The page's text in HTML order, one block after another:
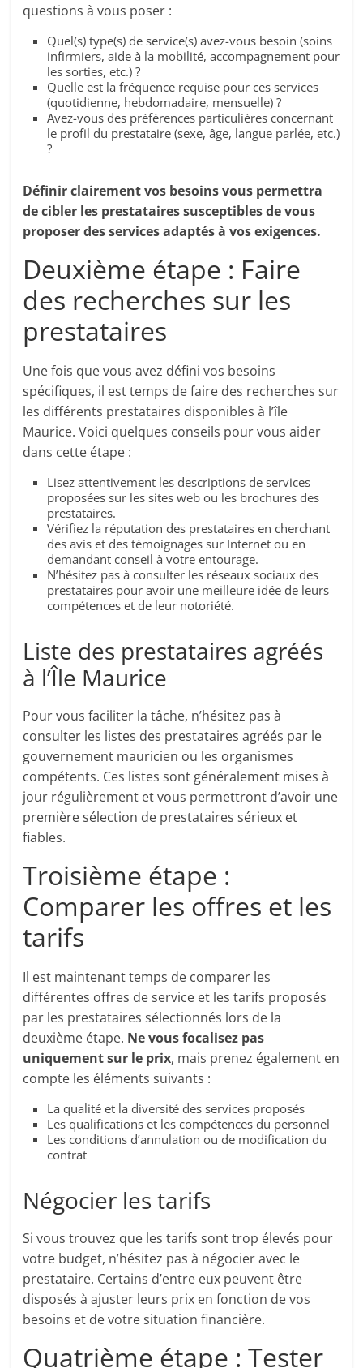
questions à vous poser :
Quel(s) type(s) de service(s) avez-vous besoin (soins
infirmiers, aide à la mobilité, accompagnement pour
les sorties, etc.) ?
Quelle est la fréquence requise pour ces services
(quotidienne, hebdomadaire, mensuelle) ?
Avez-vous des préférences particulières concernant
le profil du prestataire (sexe, âge, langue parlée, etc.)
?
Définir clairement vos besoins vous permettra
de cibler les prestataires susceptibles de vous
proposer des services adaptés à vos exigences.
Deuxième étape : Faire
des recherches sur les
prestataires
Une fois que vous avez défini vos besoins
spécifiques, il est temps de faire des recherches sur
les différents prestataires disponibles à l’île
Maurice. Voici quelques conseils pour vous aider
dans cette étape :
Lisez attentivement les descriptions de services
proposées sur les sites web ou les brochures des
prestataires.
Vérifiez la réputation des prestataires en cherchant
des avis et des témoignages sur Internet ou en
demandant conseil à votre entourage.
N’hésitez pas à consulter les réseaux sociaux des
prestataires pour avoir une meilleure idée de leurs
compétences et de leur notoriété.
Liste des prestataires agréés
à l’Île Maurice
Pour vous faciliter la tâche, n’hésitez pas à
consulter les listes des prestataires agréés par le
gouvernement mauricien ou les organismes
compétents. Ces listes sont généralement mises à
jour régulièrement et vous permettront d’avoir une
première sélection de prestataires sérieux et
fiables.
Troisième étape :
Comparer les offres et les
tarifs
Il est maintenant temps de comparer les
différentes offres de service et les tarifs proposés
par les prestataires sélectionnés lors de la
deuxième étape. Ne vous focalisez pas
uniquement sur le prix, mais prenez également en
compte les éléments suivants :
La qualité et la diversité des services proposés
Les qualifications et les compétences du personnel
Les conditions d’annulation ou de modification du
contrat
Négocier les tarifs
Si vous trouvez que les tarifs sont trop élevés pour
votre budget, n’hésitez pas à négocier avec le
prestataire. Certains d’entre eux peuvent être
disposés à ajuster leurs prix en fonction de vos
besoins et de votre situation financière.
Quatrième étape : Tester